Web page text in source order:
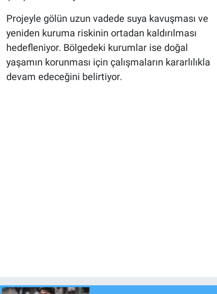
Projeyle gölün uzun vadede suya kavuşması ve
yeniden kuruma riskinin ortadan kaldırılması
hedefleniyor. Bölgedeki kurumlar ise doğal
yaşamın korunması için çalışmaların kararlılıkla
devam edeceğini belirtiyor.